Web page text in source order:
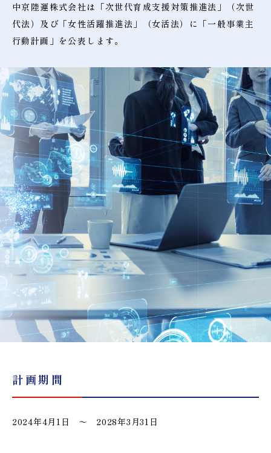
中京陸運株式会社は「次世代育成支援対策推進法」
（次世
代法）及び「女性活躍推進法」（女活法）に 「一般事業主
行動計画」を公表します。
計画期間
2024年4月1日 〜 2028年3月31日